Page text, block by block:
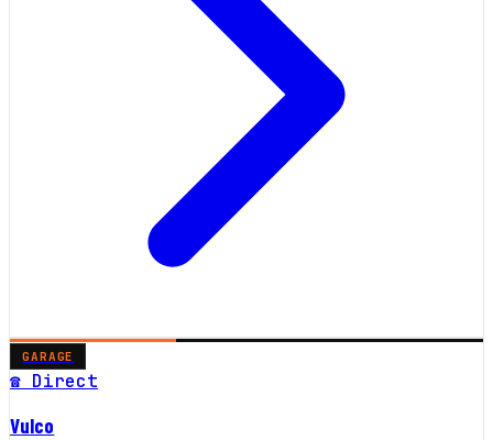
GARAGE
☎ Direct
Vulco